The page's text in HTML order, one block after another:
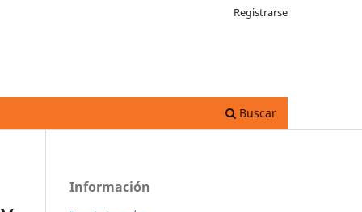
Buscar
Registrarse
Información